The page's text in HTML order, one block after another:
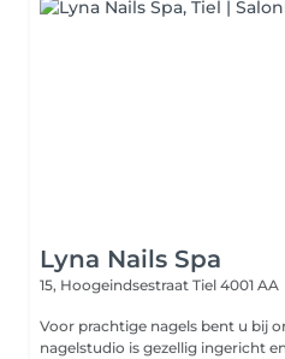
Lyna Nails Spa
15, Hoogeindsestraat Tiel 4001 AA
Voor prachtige nagels bent u bij
nagelstudio is gezellig ingericht